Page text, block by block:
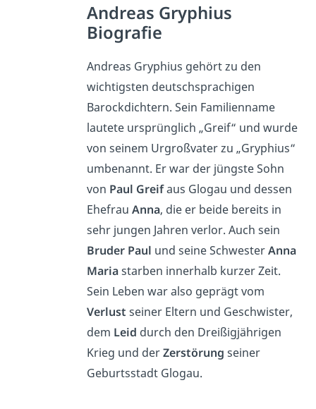
Andreas Gryphius
Biografie
Andreas Gryphius gehört zu den
wichtigsten deutschsprachigen
Barockdichtern. Sein Familienname
lautete ursprünglich „Greif“ und wurde
von seinem Urgroßvater zu „Gryphius“
umbenannt. Er war der jüngste Sohn
von Paul Greifaus Glogau und dessen
EhefrauAnna, die er beide bereits in
sehr jungen Jahren verlor. Auch sein
Bruder Paul und seine SchwesterAnna
Mariastarben innerhalb kurzer Zeit.
Sein Leben war also geprägt vom
Verlust seiner Eltern und Geschwister,
dem Leid durch den Dreißigjährigen
Krieg und derZerstörung seiner
Geburtsstadt Glogau.